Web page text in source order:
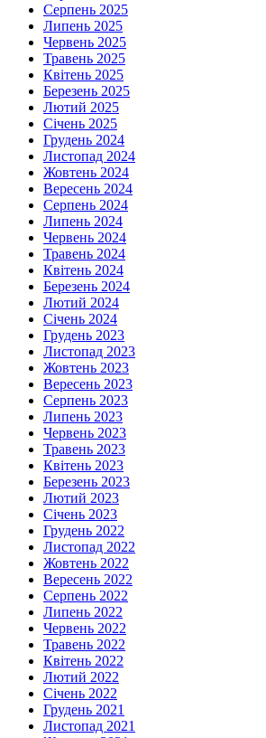
Серпень 2025
Липень 2025
Червень 2025
Травень 2025
Квітень 2025
Березень 2025
Лютий 2025
Січень 2025
Грудень 2024
Листопад 2024
Жовтень 2024
Вересень 2024
Серпень 2024
Липень 2024
Червень 2024
Травень 2024
Квітень 2024
Березень 2024
Лютий 2024
Січень 2024
Грудень 2023
Листопад 2023
Жовтень 2023
Вересень 2023
Серпень 2023
Липень 2023
Червень 2023
Травень 2023
Квітень 2023
Березень 2023
Лютий 2023
Січень 2023
Грудень 2022
Листопад 2022
Жовтень 2022
Вересень 2022
Серпень 2022
Липень 2022
Червень 2022
Травень 2022
Квітень 2022
Лютий 2022
Січень 2022
Грудень 2021
Листопад 2021